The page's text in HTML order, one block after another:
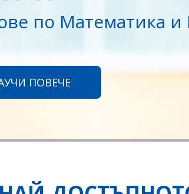
по Математика
ПОВЕЧЕ